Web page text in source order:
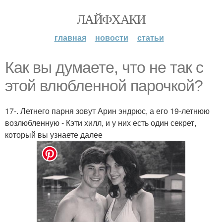
ЛАЙФХАКИ
главная новости статьи
Как вы думаете, что не так с
этой влюбленной парочкой?
17-. Летнего парня зовут Арин эндрюс, а его 19-летнюю
возлюбленную - Кэти хилл, и у них есть один секрет,
который вы узнаете далее